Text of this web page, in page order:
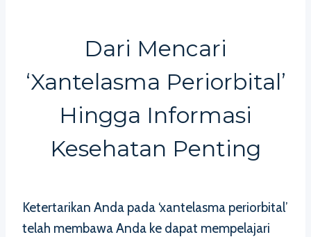
Dari Mencari
‘xantelasma Periorbital’
Hingga Informasi
Kesehatan Penting
Ketertarikan Anda pada ‘xantelasma periorbital’
telah membawa Anda ke dapat mempelajari